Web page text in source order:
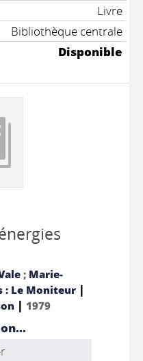
Livre
Bibliothèque centrale
Disponible
; Marie-
: Le Moniteur|
| 1979